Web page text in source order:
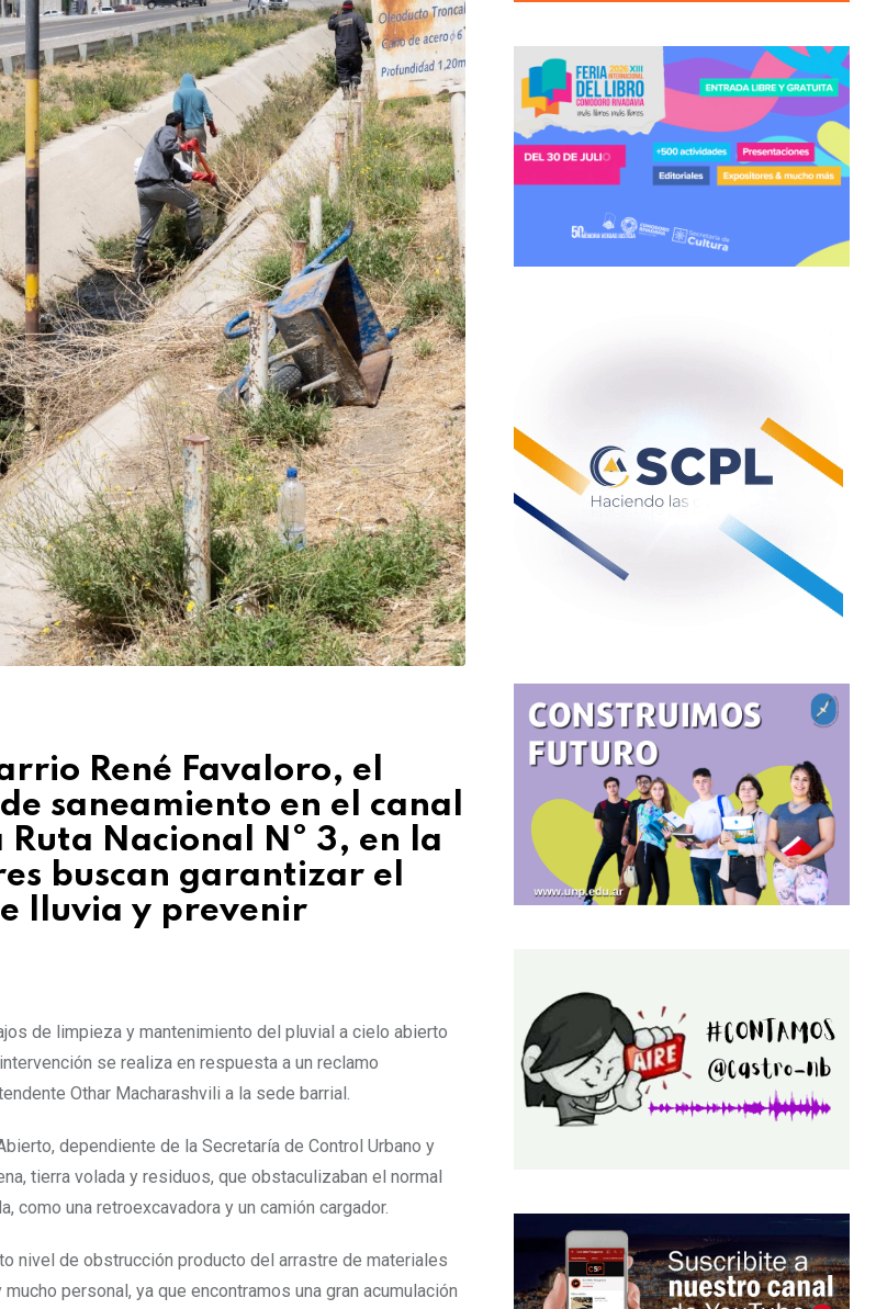
René Favaloro, el
saneamiento en el canal
Nacional Nº 3, en la
buscan garantizar el
lluvia y prevenir
de limpieza y mantenimiento del pluvial a cielo abierto
se realiza en respuesta a un reclamo
Othar Macharashvili a la sede barrial.
dependiente de la Secretaría de Control Urbano y
tierra volada y residuos, que obstaculizaban el normal
como una retroexcavadora y un camión cargador.
nivel de obstrucción producto del arrastre de materiales
personal, ya que encontramos una gran acumulación